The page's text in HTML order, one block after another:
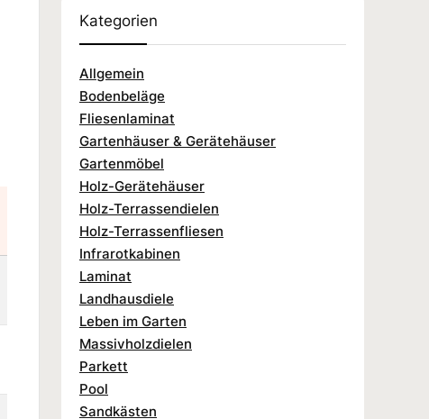
Kategorien
Allgemein
Bodenbeläge
Fliesenlaminat
Gartenhäuser & Gerätehäuser
Gartenmöbel
Holz-Gerätehäuser
Holz-Terrassendielen
Holz-Terrassenfliesen
Infrarotkabinen
Laminat
Landhausdiele
Leben im Garten
Massivholzdielen
Parkett
Pool
Sandkästen